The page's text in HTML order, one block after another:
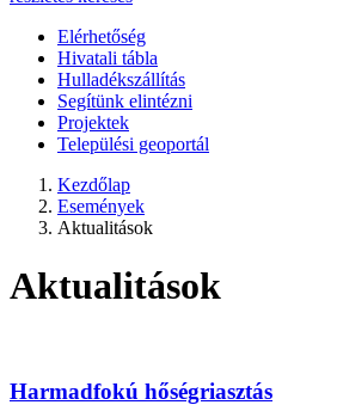
Elérhetőség
Hivatali tábla
Hulladékszállítás
Segítünk elintézni
Projektek
Települési geoportál
Kezdőlap
Események
Aktualitások
Aktualitások
Harmadfokú hőségriasztás